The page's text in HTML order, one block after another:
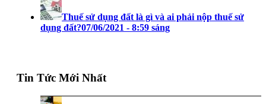
Thuế sử dụng đất là gì và ai phải nộp thuế sử
dụng đất?07/06/2021 - 8:59 sáng
Tin Tức Mới Nhất